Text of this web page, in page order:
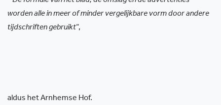
worden alle in meer of minder vergelijkbare vorm door andere
tijdschriften gebruikt“,
aldus het Arnhemse Hof.